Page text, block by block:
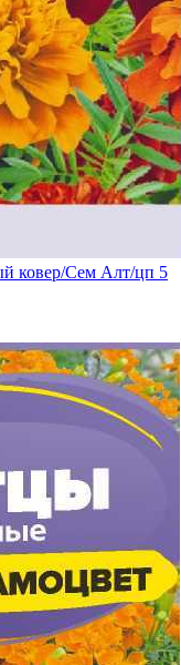
ковер/Сем Алт/цп 5